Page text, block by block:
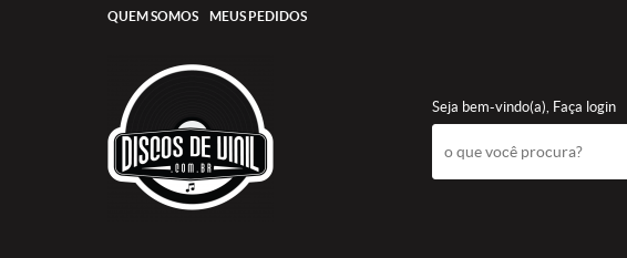
QUEM SOMOS MEUS PEDIDOS
Seja bem-vindo(a), Faça login